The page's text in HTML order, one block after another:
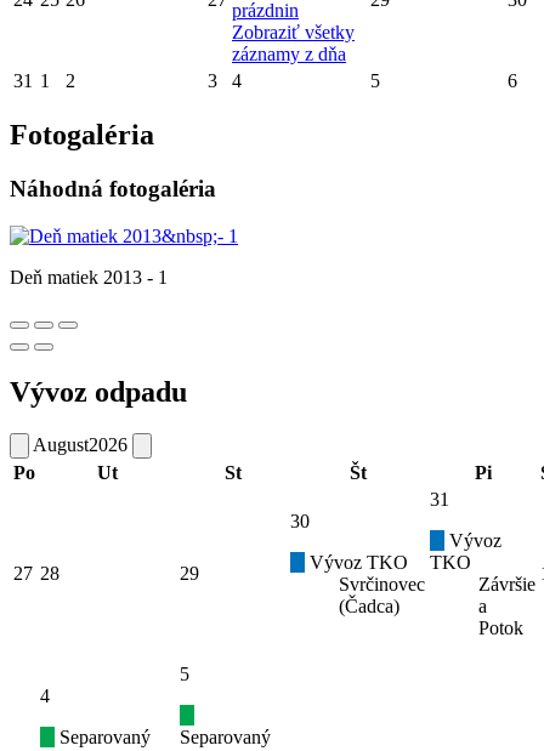
prázdnin
Zobraziť všetky
záznamy z dňa
31 1 2 3 4 5 6
Fotogaléria
Náhodná fotogaléria
Deň matiek 2013 - 1
Vývoz odpadu
August2026
Po
Ut St Št Pi
27 28 29
30
Vývoz TKO
Svrčinovec
(Čadca)
31
Vývoz
TKO
Závršie
a
Potok
4
Separovaný
5
Separovaný